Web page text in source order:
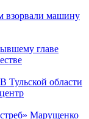
взорвали машину
главе
Тульской области
Марущенко